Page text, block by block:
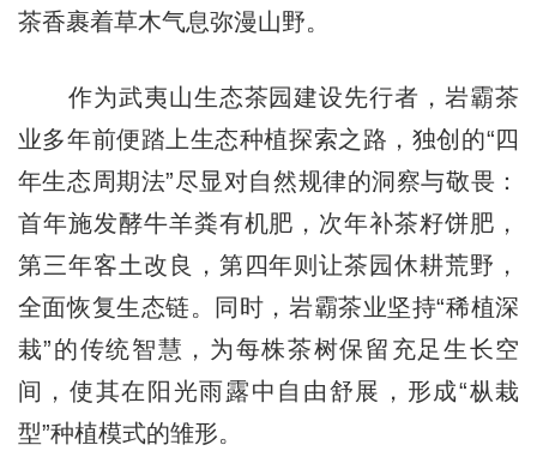
茶香裹着草木气息弥漫山野。
作为武夷山生态茶园建设先行者，岩霸茶
业多年前便踏上生态种植探索之路，独创的“四
年生态周期法”尽显对自然规律的洞察与敬畏：
首年施发酵牛羊粪有机肥，次年补茶籽饼肥，
第三年客土改良，第四年则让茶园休耕荒野，
全面恢复生态链。同时，岩霸茶业坚持“稀植深
栽”的传统智慧，为每株茶树保留充足生长空
间，使其在阳光雨露中自由舒展，形成“枞栽
型”种植模式的雏形。